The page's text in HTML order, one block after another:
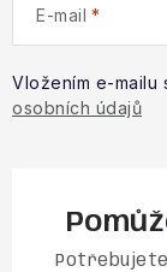
E-mail
Vložením e-mailu
osobních údajů